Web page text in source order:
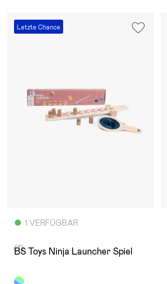
Letzte Chance
1 VERFÜGBAR
(1)
BS Toys Ninja Launcher Spiel